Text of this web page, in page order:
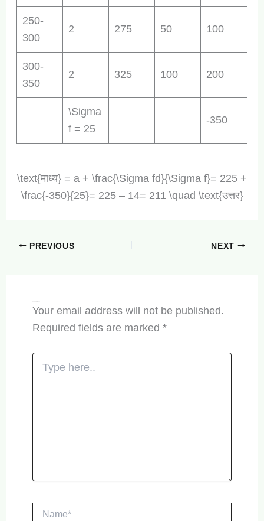
250-
300
2 275 50 100
300-
350
2 325 100 200
\Sigma
f = 25
-350
\text{माध्य} = a + \frac{\Sigma fd}{\Sigma f}= 225 +
\frac{-350}{25}= 225 – 14= 211 \quad \text{उत्तर}
PREVIOUS NEXT
Your email address will not be published.
Required fields are marked *
Type
here..
Name*